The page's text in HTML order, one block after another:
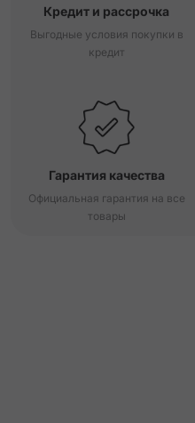
Кредит и рассрочка
Выгодные условия покупки в
кредит
Гарантия качества
Официальная гарантия на все
товары